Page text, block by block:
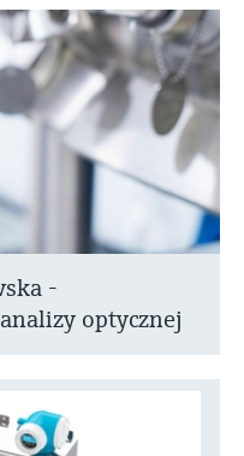
-
optycznej